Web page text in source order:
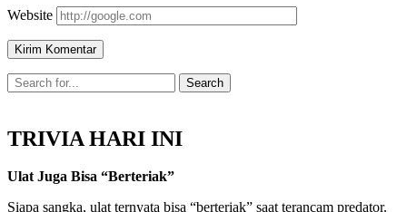
Website
TRIVIA HARI INI
Ulat Juga Bisa “Berteriak”
Siapa sangka, ulat ternyata bisa “berteriak” saat terancam predator.